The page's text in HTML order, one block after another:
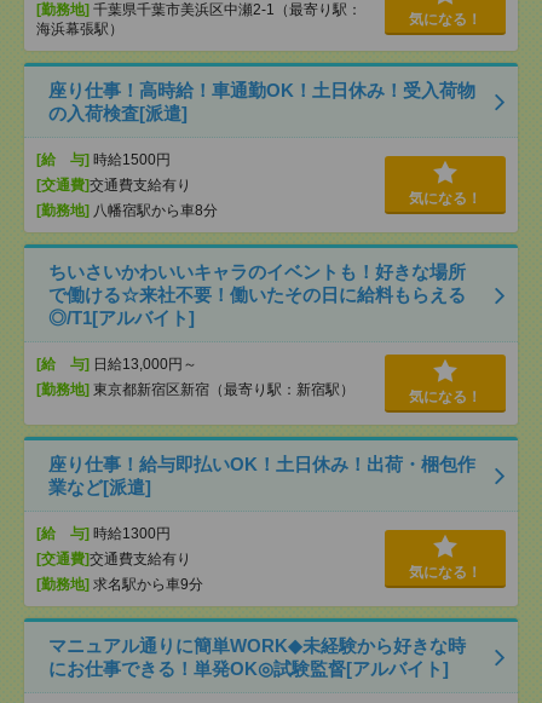
[勤務地] 千葉県千葉市美浜区中瀬2-1（最寄り駅：
海浜幕張駅）
気になる！
座り仕事！高時給！車通勤OK！土日休み！受入荷物
の入荷検査[派遣]
[給 与] 時給1500円
[交通費]交通費支給有り
[勤務地] 八幡宿駅から車8分
気になる！
ちいさいかわいいキャラのイベントも！好きな場所
で働ける☆来社不要！働いたその日に給料もらえる
◎/T1[アルバイト]
[給 与] 日給13,000円～
[勤務地] 東京都新宿区新宿（最寄り駅：新宿駅） 気になる！
座り仕事！給与即払いOK！土日休み！出荷・梱包作
業など[派遣]
[給 与] 時給1300円
[交通費]交通費支給有り
[勤務地] 求名駅から車9分
気になる！
マニュアル通りに簡単WORK◆未経験から好きな時
にお仕事できる！単発OK◎試験監督[アルバイト]